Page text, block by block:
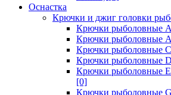
Оснастка
Крючки и джиг головки
Крючки рыболовные
Крючки рыболовные
Крючки рыболовные
Крючки рыболовные
Крючки рыболовные
[0]
Крючки рыболовные